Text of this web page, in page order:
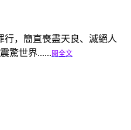
行，簡直喪盡天良、滅絕人
驚世界...... 閱全文